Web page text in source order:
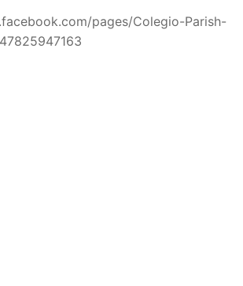
pages/Colegio-Parish-